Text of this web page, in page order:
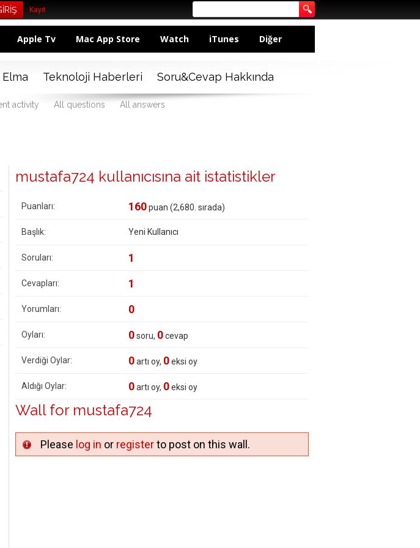
Kayıt
Apple Tv Mac App Store Watch iTunes Diğer
Teknoloji Haberleri Soru&Cevap Hakkında
activity All questions All answers
mustafa724 kullanıcısına ait istatistikler
Puanları: 160puan (2,680 . sırada)
Başlık: Yeni Kullanıcı
Soruları: 1
Cevapları: 1
Yorumları: 0
Oyları: 0soru, 0cevap
Verdiği Oylar: 0artı oy, 0eksi oy
Aldığı Oylar: 0artı oy, 0eksi oy
Wall for mustafa724
Please log in or registerto post on this wall.